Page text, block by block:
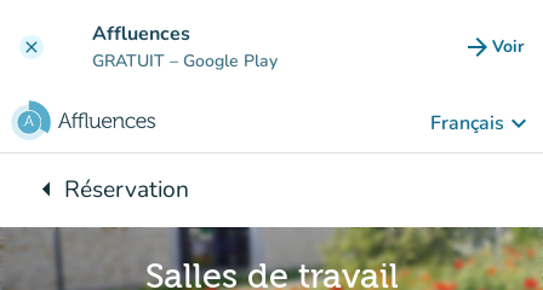
clear Affluences
GRATUIT – Google Play arrow_forward Voir
Français keyboard_arrow_down
arrow_leftRetour à :
Réservation
Salles de travail